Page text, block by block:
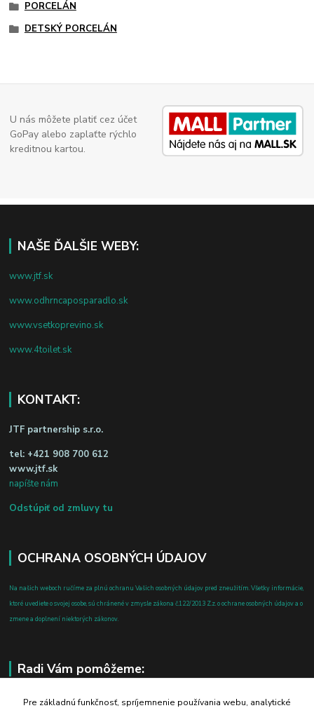
PORCELÁN
DETSKÝ PORCELÁN
U nás môžete platiť cez účet
GoPay alebo zaplaťte rýchlo
kreditnou kartou.
NAŠE ĎALŠIE WEBY:
www.jtf.sk
www.odhrncaposparadlo.sk
www.vsetkoprevino.sk
www.4toilet.sk
KONTAKT:
JTF partnership s.r.o.
tel: +421 908 700 612
www.jtf.sk
napíšte nám
Odstúpiť od zmluvy tu
OCHRANA OSOBNÝCH ÚDAJOV
Na našich weboch ručíme za plnú ochranu Vašich osobných údajov pred zneužitím. Všetky informácie,
ktoré uvediete o svojej osobe, sú chránené v zmysle zákona č.122/2013 Z.z. o ochrane osobných údajov a o
zmene a doplnení niektorých zákonov.
Radi Vám pomôžeme:
+421 908 700 612
Pre základnú funkčnosť, spríjemnenie používania webu, analytické